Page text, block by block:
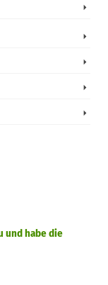
und habe die